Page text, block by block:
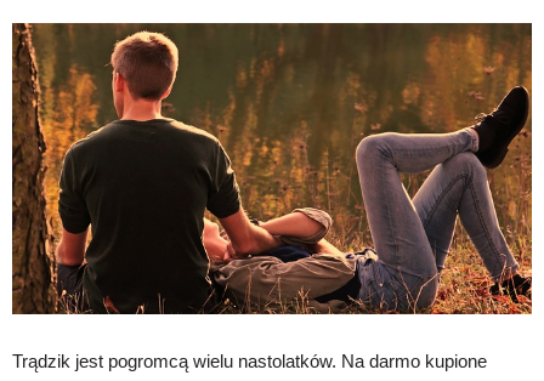
Trądzik jest pogromcą wielu nastolatków. Na darmo kupione